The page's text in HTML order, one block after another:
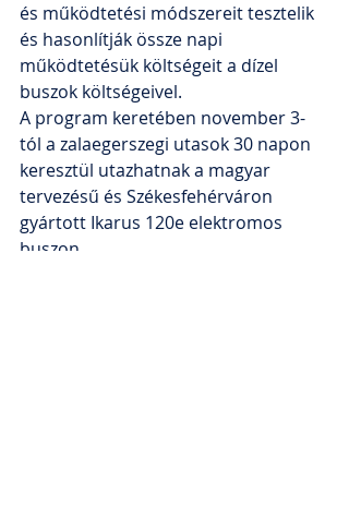
és működtetési módszereit tesztelik
és hasonlítják össze napi
működtetésük költségeit a dízel
buszok költségeivel.
A program keretében november 3-
tól a zalaegerszegi utasok 30 napon
keresztül utazhatnak a magyar
tervezésű és Székesfehérváron
gyártott Ikarus 120e elektromos
buszon.